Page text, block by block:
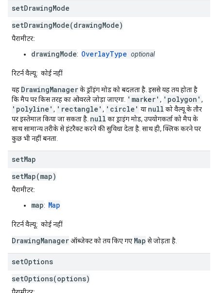
setDrawingMode
setDrawingMode(drawingMode)
पैरामीटर:
drawingMode: OverlayType optional
रिटर्न वैल्यू: कोई नहीं
यह DrawingManagerके ड्रॉइंग मोड को बदलता है. इससे यह तय होता है
कि मैप पर किस तरह का ओवरले जोड़ा जाएगा. 'marker' , 'polygon' ,
'polyline' , 'rectangle' , 'circle' या null को वैल्यू के तौर
पर इस्तेमाल किया जा सकता है. null का ड्राइंग मोड, उपयोगकर्ता को मैप के
साथ सामान्य तरीके से इंटरैक्ट करने की सुविधा देता है. साथ ही, क्लिक करने पर
कुछ भी नहीं बनता.
setMap
setMap(map)
पैरामीटर:
map: Map
रिटर्न वैल्यू: कोई नहीं
DrawingManagerऑब्जेक्ट को तय किए गए Map से जोड़ता है.
setOptions
setOptions(options)